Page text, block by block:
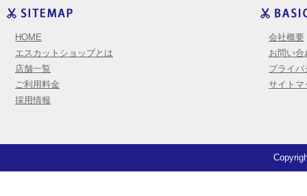
HOME
エスカットショップとは
店舗一覧
ご利用料金
採用情報
会社概要
お問い合
プライバ
サイトマ